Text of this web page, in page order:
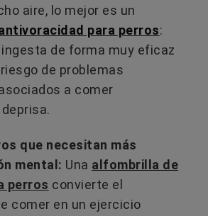
aire, lo mejor es un
para perros:
de forma muy eficaz
de problemas
a comer
que necesitan más
mental: Una alfombrilla de
perros convierte el
comer en un ejercicio